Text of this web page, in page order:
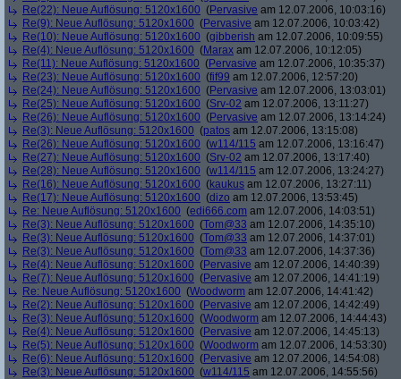
Re(22): Neue Auflösung: 5120x1600 (Pervasive am 12.07.2006, 10:03:16)
Re(9): Neue Auflösung: 5120x1600 (Pervasive am 12.07.2006, 10:03:42)
Re(10): Neue Auflösung: 5120x1600 (gibberish am 12.07.2006, 10:09:55)
Re(4): Neue Auflösung: 5120x1600 (Marax am 12.07.2006, 10:12:05)
Re(11): Neue Auflösung: 5120x1600 (Pervasive am 12.07.2006, 10:35:37)
Re(23): Neue Auflösung: 5120x1600 (fif99 am 12.07.2006, 12:57:20)
Re(24): Neue Auflösung: 5120x1600 (Pervasive am 12.07.2006, 13:03:01)
Re(25): Neue Auflösung: 5120x1600 (Srv-02 am 12.07.2006, 13:11:27)
Re(26): Neue Auflösung: 5120x1600 (Pervasive am 12.07.2006, 13:14:24)
Re(3): Neue Auflösung: 5120x1600 (patos am 12.07.2006, 13:15:08)
Re(26): Neue Auflösung: 5120x1600 (w114/115 am 12.07.2006, 13:16:47)
Re(27): Neue Auflösung: 5120x1600 (Srv-02 am 12.07.2006, 13:17:40)
Re(28): Neue Auflösung: 5120x1600 (w114/115 am 12.07.2006, 13:24:27)
Re(16): Neue Auflösung: 5120x1600 (kaukus am 12.07.2006, 13:27:11)
Re(17): Neue Auflösung: 5120x1600 (dizo am 12.07.2006, 13:53:45)
Re: Neue Auflösung: 5120x1600 (edi666.com am 12.07.2006, 14:03:51)
Re(3): Neue Auflösung: 5120x1600 (Tom@33 am 12.07.2006, 14:35:10)
Re(3): Neue Auflösung: 5120x1600 (Tom@33 am 12.07.2006, 14:37:01)
Re(3): Neue Auflösung: 5120x1600 (Tom@33 am 12.07.2006, 14:37:36)
Re(4): Neue Auflösung: 5120x1600 (Pervasive am 12.07.2006, 14:40:39)
Re(7): Neue Auflösung: 5120x1600 (Pervasive am 12.07.2006, 14:41:19)
Re: Neue Auflösung: 5120x1600 (Woodworm am 12.07.2006, 14:41:42)
Re(2): Neue Auflösung: 5120x1600 (Pervasive am 12.07.2006, 14:42:49)
Re(3): Neue Auflösung: 5120x1600 (Woodworm am 12.07.2006, 14:44:43)
Re(4): Neue Auflösung: 5120x1600 (Pervasive am 12.07.2006, 14:45:13)
Re(5): Neue Auflösung: 5120x1600 (Woodworm am 12.07.2006, 14:53:30)
Re(6): Neue Auflösung: 5120x1600 (Pervasive am 12.07.2006, 14:54:08)
Re(3): Neue Auflösung: 5120x1600 (w114/115 am 12.07.2006, 14:55:56)